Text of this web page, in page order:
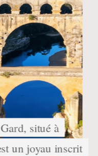
situé à
un joyau inscrit